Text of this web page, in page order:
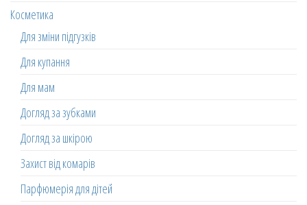
Косметика
Для зміни підгузків
Для купання
Для мам
Догляд за зубками
Догляд за шкірою
Захист від комарів
Парфюмерія для дітей